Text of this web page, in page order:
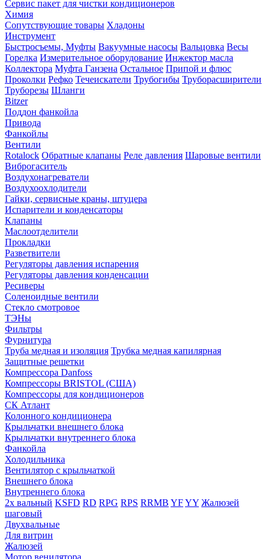
Сервис пакет для чистки кондиционеров
Химия
Сопутствующие товары Хладоны
Инструмент
Быстросъемы, Муфты Вакуумные насосы Вальцовка Весы
Горелка Измерительное оборудование Инжектор масла
Коллектора Муфта Ганзена Остальное Припой и флюс
Проколки Рефко Течеискатели Трубогибы Труборасширители
Труборезы Шланги
Bitzer
Поддон фанкойла
Привода
Фанкойлы
Вентили
Rotalock Обратные клапаны Реле давления Шаровые вентили
Виброгаситель
Воздухонагреватели
Воздухоохлодители
Гайки, сервисные краны, штуцера
Испарители и конденсаторы
Клапаны
Маслоотделители
Прокладки
Разветвители
Регуляторы давления испарения
Регуляторы давления конденсации
Ресиверы
Соленоидные вентили
Стекло смотровое
ТЭНы
Фильтры
Фурнитура
Труба медная и изоляция Трубка медная капилярная
Защитные решетки
Компрессора Danfoss
Компрессоры BRISTOL (США)
Компрессоры для кондиционеров
СК Атлант
Колонного кондиционера
Крыльчатки внешнего блока
Крыльчатки внутреннего блока
Фанкойла
Холодильника
Вентилятор с крыльчаткой
Внешнего блока
Внутреннего блока
2х вальный KSFD RD RPG RPS RRMB YFYY Жалюзей
шаговый
Двухвальные
Для витрин
Жалюзей
Мотор венилятора